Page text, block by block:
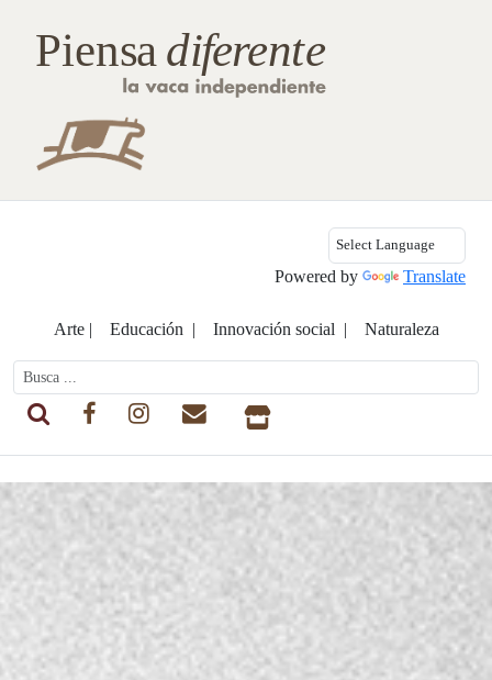
Powered by Translate
Arte | Educación | Innovación social | Naturaleza